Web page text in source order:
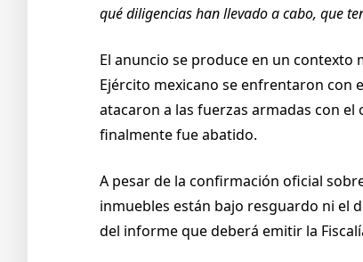
qué diligencias han llevado a cabo, que
El anuncio se produce en un
Ejército mexicano se enfrentaron con
atacaron a las fuerzas armadas con
finalmente fue abatido.
A pesar de la confirmación oficial
inmuebles están bajo resguardo ni el
del informe que deberá emitir la